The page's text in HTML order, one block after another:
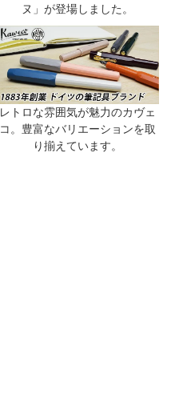
ヌ」が登場しました。
レトロな雰囲気が魅力のカヴェ
コ。豊富なバリエーションを取
り揃えています。